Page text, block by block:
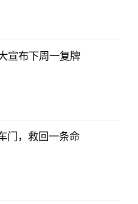
宣布下周一复牌
门，救回一条命